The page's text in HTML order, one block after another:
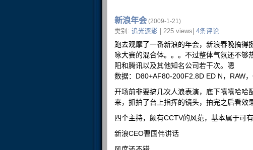
新浪年会(2009-1-21)
类别: 追光逐影 | 225 views| 4条评论
跑去观摩了一番新浪的年会，新浪春晚搞
咏大赛的混合体。。。不过整体气氛还不够
阳和腾讯以及其他知名公司若干次。嗯
数据：D80+AF80-200F2.8D ED N，RAW
开场前非要搞几次人浪表演，底下嘻嘻哈哈
来，抓拍了台上指挥的镜头，拍完之后看效
四个主持，颇有CCTV的风范，基本属于可有
新浪CEO曹国伟讲话